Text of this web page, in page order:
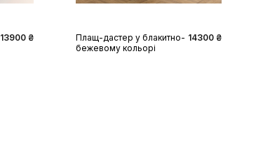
13900 ₴
Плащ-дастер у блакитно-
бежевому кольорі
14300 ₴